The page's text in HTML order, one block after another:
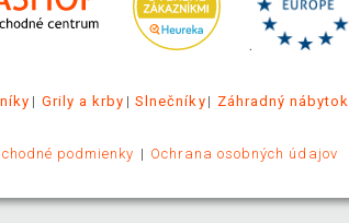
.
Grily a krby Slnečníky Záhradný nábytok
podmienky Ochrana osobných údajov